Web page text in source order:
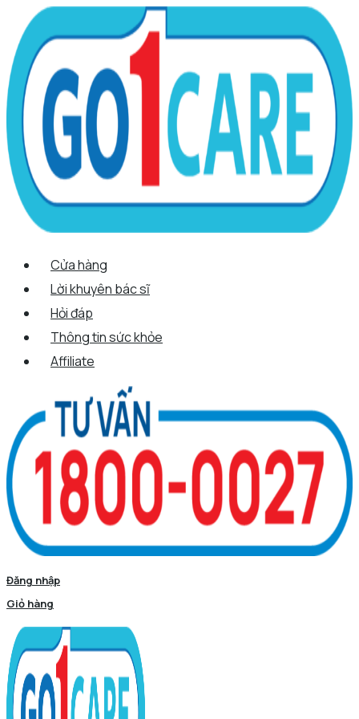
nội
dung
Menu
Cửa hàng
Lời khuyên bác sĩ
Hỏi đáp
Thông tin sức khỏe
Affiliate
Đăng nhập
Giỏ hàng
Quantity
Scroll
Up